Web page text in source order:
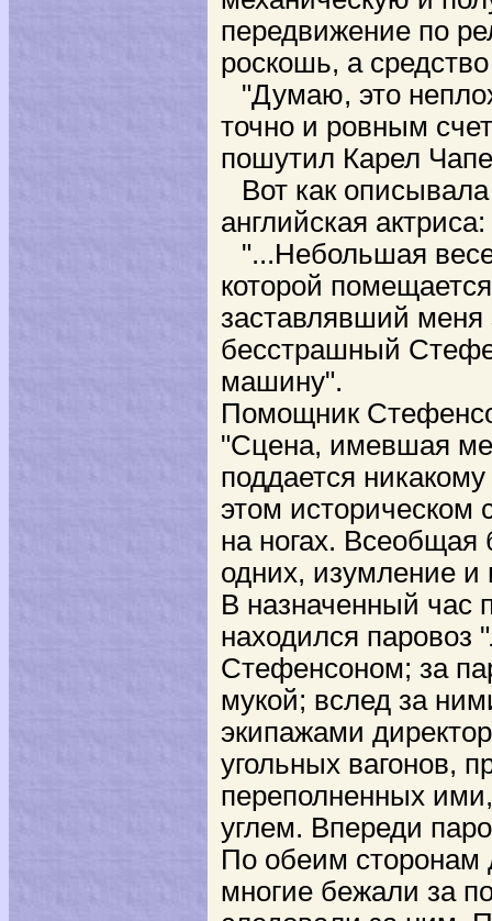
передвижение по
роскошь, а средство
"Думаю, это
точно и ровным
пошутил Карел
Вот как
английская актриса:
"...Небольшая
которой
заставлявший меня
бесстрашный
машину".
Помощник
"Сцена, имевшая
поддается
этом
на ногах. Всеобщая
одних, изумление и
В назначенный час
находился паровоз
Стефенсоном; за
мукой; вслед за
экипажами
угольных вагонов,
переполненных
углем. Впереди
По обеим сторонам
многие бежали за